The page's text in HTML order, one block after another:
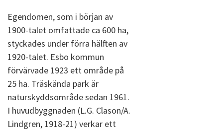
Egendomen, som i början av
1900-talet omfattade ca 600 ha,
styckades under förra hälften av
1920-talet. Esbo kommun
förvärvade 1923 ett område på
25 ha. Träskända park är
naturskyddsområde sedan 1961.
I huvudbyggnaden (L.G. Clason/A.
Lindgren, 1918-21) verkar ett